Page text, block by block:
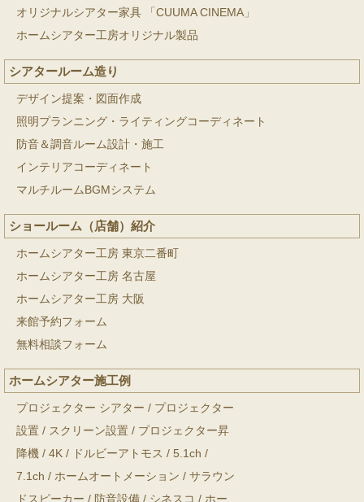
オリジナルシアター家具 「CUUMA CINEMA」
ホームシアター工房オリジナル製品
シアタールーム造り
デザイン提案・図面作成
照明プランニング・ライティングコーディネート
防音＆調音ルーム設計・施工
インテリアコーディネート
マルチルームBGMシステム
ショールーム（店舗）紹介
ホームシアター工房 東京二番町
ホームシアター工房 名古屋
ホームシアター工房 大阪
来館予約フォーム
無料相談フォーム
ホームシアター施工例
プロジェクター シアター / プロジェクター
設置 / スクリーン設置 / プロジェクター昇
降機 / 4K / ドルビーアトモス / 5.1ch /
7.1ch / ホームオートメーション / サラウン
ドスピーカー / 防音設備 / シネスコ / ホー